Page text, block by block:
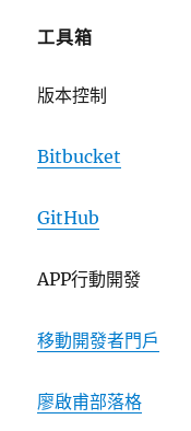
工具箱
版本控制
Bitbucket
GitHub
APP行動開發
移動開發者門戶
廖啟甫部落格